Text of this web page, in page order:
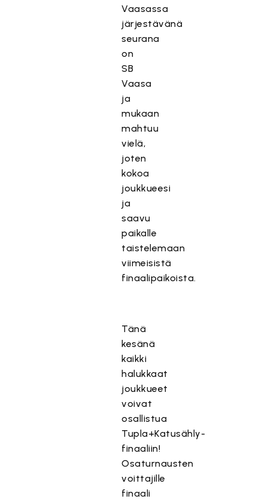
Vaasassa
järjestävänä
seurana
on
SB
Vaasa
ja
mukaan
mahtuu
vielä,
joten
kokoa
joukkueesi
ja
saavu
paikalle
taistelemaan
viimeisistä
finaalipaikoista.
Tänä
kesänä
kaikki
halukkaat
joukkueet
voivat
osallistua
Tupla+Katusähly-
finaaliin!
Osaturnausten
voittajille
finaali